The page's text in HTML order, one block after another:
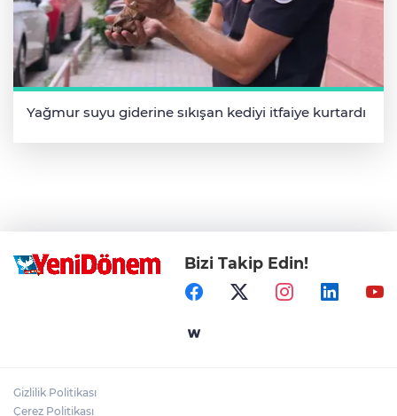
Yağmur suyu giderine sıkışan kediyi itfaiye kurtardı
Bizi Takip Edin!
Gizlilik Politikası
Çerez Politikası